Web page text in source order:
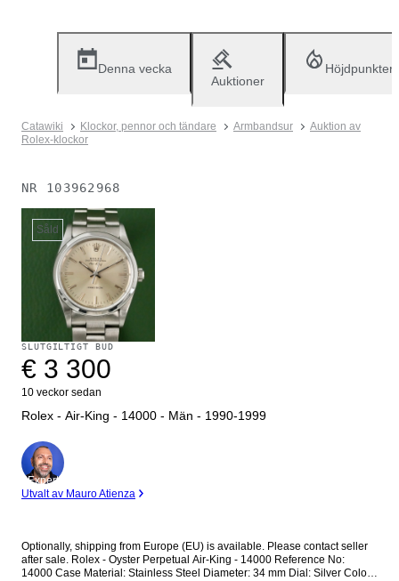
Denna vecka
Auktioner
Höjdpunkter
Catawiki Klockor, pennor och tändare Armbandsur
Auktion av
Rolex-klockor
NR 103962968
Såld
SLUTGILTIGT BUD
€ 3 300
10 veckor sedan
Rolex - Air-King - 14000 - Män - 1990-1999
Expert
Utvalt av Mauro Atienza
Optionally, shipping from Europe (EU) is available. Please contact seller
after sale. Rolex - Oyster Perpetual Air-King - 14000 Reference No:
14000 Case Material: Stainless Steel Diameter: 34 mm Dial: Silver Colour